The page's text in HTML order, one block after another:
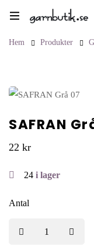
Hem Produkter
SAFRAN
22 kr
24 i lager
Antal